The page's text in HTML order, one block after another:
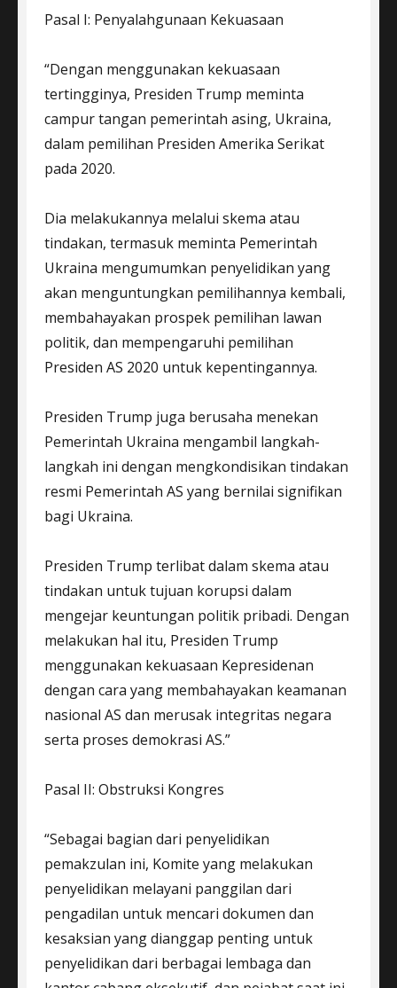
Pasal I: Penyalahgunaan Kekuasaan
“Dengan menggunakan kekuasaan
tertingginya, Presiden Trump meminta
campur tangan pemerintah asing, Ukraina,
dalam pemilihan Presiden Amerika Serikat
pada 2020.
Dia melakukannya melalui skema atau
tindakan, termasuk meminta Pemerintah
Ukraina mengumumkan penyelidikan yang
akan menguntungkan pemilihannya kembali,
membahayakan prospek pemilihan lawan
politik, dan mempengaruhi pemilihan
Presiden AS 2020 untuk kepentingannya.
Presiden Trump juga berusaha menekan
Pemerintah Ukraina mengambil langkah-
langkah ini dengan mengkondisikan tindakan
resmi Pemerintah AS yang bernilai signifikan
bagi Ukraina.
Presiden Trump terlibat dalam skema atau
tindakan untuk tujuan korupsi dalam
mengejar keuntungan politik pribadi. Dengan
melakukan hal itu, Presiden Trump
menggunakan kekuasaan Kepresidenan
dengan cara yang membahayakan keamanan
nasional AS dan merusak integritas negara
serta proses demokrasi AS.”
Pasal II: Obstruksi Kongres
“Sebagai bagian dari penyelidikan
pemakzulan ini, Komite yang melakukan
penyelidikan melayani panggilan dari
pengadilan untuk mencari dokumen dan
kesaksian yang dianggap penting untuk
penyelidikan dari berbagai lembaga dan